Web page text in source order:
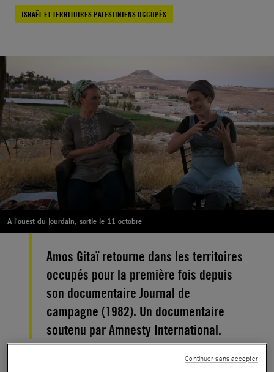
ISRAËL ET TERRITOIRES PALESTINIENS OCCUPÉS
A l'ouest du jourdain, sortie le 11 octobre
Amos Gitaï retourne dans les territoires
occupés pour la première fois depuis
son documentaire Journal de
campagne (1982). Un documentaire
soutenu par Amnesty International.
Dans son dernier documentaire, « À l’ouest du
Continuer sans accepter